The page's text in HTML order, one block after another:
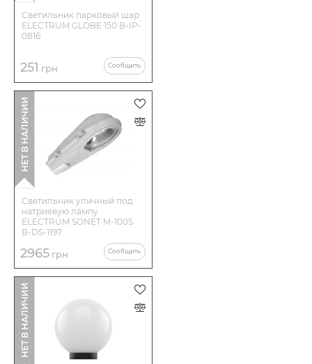
Корпус – алюминиевый сплав, литье, покрыт порошковой
Крышка – штамповка, алюминиевый сплав, покрыта
порошковой краской.
Рефлектор – алюминий.
Рассеиватель – каленое термостойкое стекло.
Применение
и других открытых территорий.
Достоинства
Светильник парковый шар
ELECTRUM GLOBE 150 B-IP-
0816
251 грн Сообщить
Светильник уличный под
натриевую лампу
ELECTRUM SONET M-100S
B-DS-1197
2965 грн Сообщить
НЕТ В НАЛИЧИИ
НЕТ В НАЛИЧИИ